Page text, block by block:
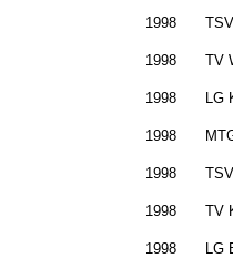
1998
1998
TV
1998
LG
1998
1998
1998
TV
1998
LG